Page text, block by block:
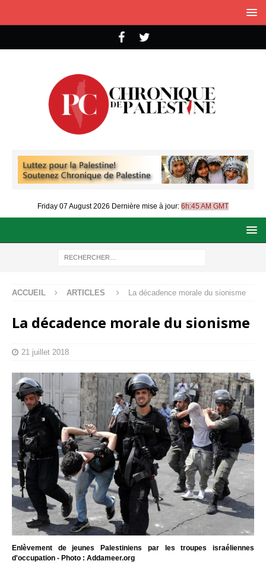
Friday 07 August 2026 Dernière mise à jour: 6h:45 AM GMT
ACCUEIL ARTICLES La décadence morale du sionisme
La décadence morale du sionisme
21 juillet 2018
Enlèvement de jeunes Palestiniens par les troupes israéliennes
d'occupation - Photo : Addameer.org